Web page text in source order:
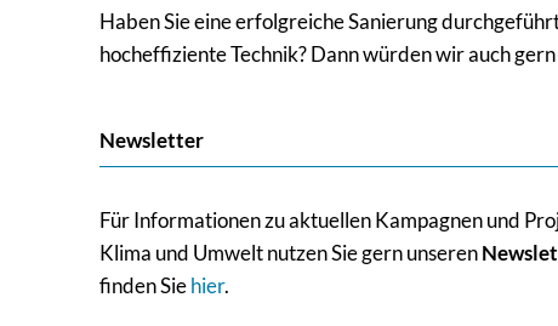
Haben Sie eine erfolgreiche Sanierung
hocheffiziente Technik? Dann würden wir auch
Newsletter
Für Informationen zu aktuellen Kampagnen und
Klima und Umwelt nutzen Sie gern unseren
finden Siehier.